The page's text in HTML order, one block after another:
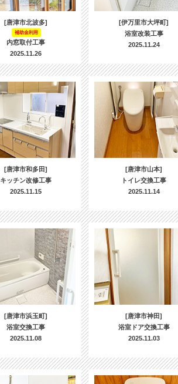
[唐津市北波多]
補助金利用
内窓取付工事
2025.11.26
[伊万里市大坪町]
浴室改装工事
2025.11.24
[唐津市和多田]
キッチン改修工事
2025.11.15
[唐津市山本]
トイレ交換工事
2025.11.14
[唐津市浜玉町]
浴室交換工事
2025.11.08
[唐津市神田]
浴室ドア交換工事
2025.11.03